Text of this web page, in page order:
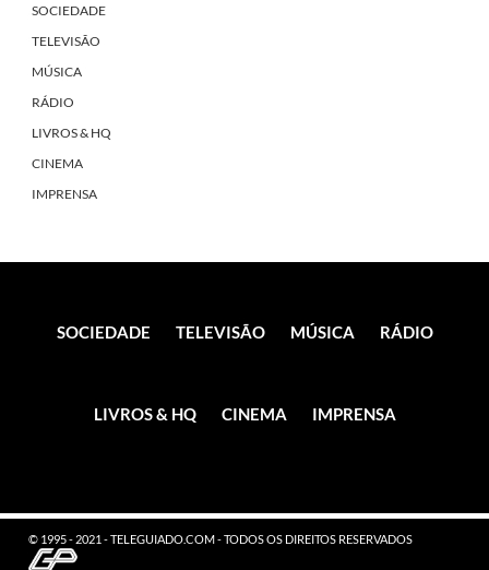
SOCIEDADE
TELEVISÃO
MÚSICA
RÁDIO
LIVROS & HQ
CINEMA
IMPRENSA
SOCIEDADE TELEVISÃO MÚSICA RÁDIO
LIVROS & HQ CINEMA IMPRENSA
© 1995 - 2021 - TELEGUIADO.COM - TODOS OS DIREITOS RESERVADOS